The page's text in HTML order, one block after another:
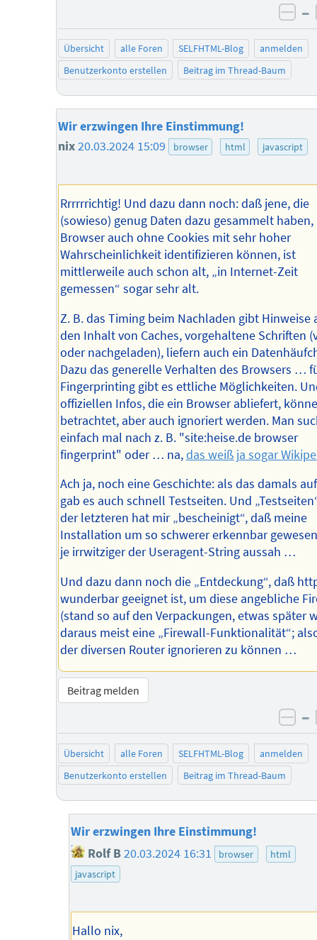
–
Übersicht alle Foren SELFHTML-Blog
anmelden
Benutzerkonto erstellen
Beitrag im Thread-Baum
Wir erzwingen Ihre Einstimmung!
nix20.03.2024 15:09 browser html javascript
Rrrrrrichtig! Und dazu dann noch: daß jene, die
(sowieso) genug Daten dazu gesammelt haben,
Browser auch ohne Cookies mit sehr hoher
Wahrscheinlichkeit identifizieren können, ist
mittlerweile auch schon alt, „in Internet-Zeit
gemessen“ sogar sehr alt.
Z. B. das Timing beim Nachladen gibt Hinweise
den Inhalt von Caches, vorgehaltene Schriften
oder nachgeladen), liefern auch ein
Dazu das generelle Verhalten des Browsers …
Fingerprinting gibt es ettliche Möglichkeiten.
offiziellen Infos, die ein Browser abliefert,
betrachtet, aber auch ignoriert werden. Man
einfach mal nach z. B. "site:heise.de browser
fingerprint" oder … na,das weiß ja sogar
Ach ja, noch eine Geschichte: als das damals
gab es auch schnell Testseiten. Und
der letzteren hat mir „bescheinigt“, daß meine
Installation um so schwerer erkennbar
je irrwitziger der Useragent-String aussah …
Und dazu dann noch die „Entdeckung“, daß
wunderbar geeignet ist, um diese angebliche
(stand so auf den Verpackungen, etwas später
daraus meist eine „Firewall-Funktionalität“;
der diversen Router ignorieren zu können …
Beitrag melden
–
Übersicht alle Foren SELFHTML-Blog
anmelden
Benutzerkonto erstellen
Beitrag im Thread-Baum
Wir erzwingen Ihre Einstimmung!
Rolf B 20.03.2024 16:31 browser
html
javascript
Hallo nix,